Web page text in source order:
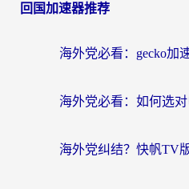
回国加速器推荐